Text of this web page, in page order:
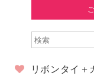
リボンタイ